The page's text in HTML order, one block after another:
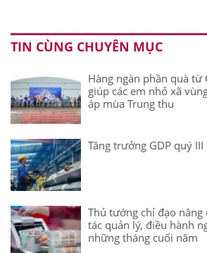
TIN CÙNG CHUYÊN MỤC
Hàng ngàn phần quà từ
giúp các em nhỏ xã
áp mùa Trung thu
Tăng trưởng GDP quý
Thủ tướng chỉ đạo nâng
tác quản lý, điều hành
những tháng cuối năm